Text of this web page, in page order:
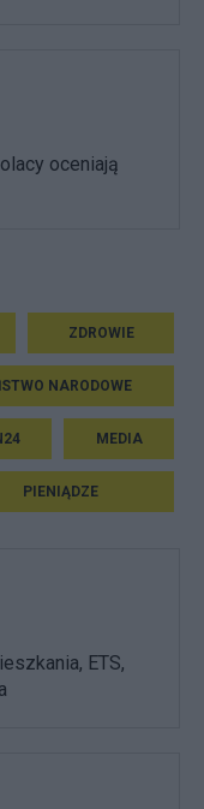
oceniają
ZDROWIE
NARODOWE
MEDIA
PIENIĄDZE
ETS,